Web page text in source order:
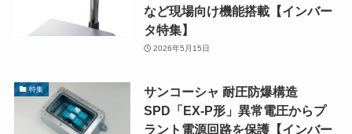
など現場向け機能搭載【インバー
タ特集】
2026年5月15日
特集
サンコーシャ 耐圧防爆構造
SPD「EX-P形」異常電圧からプ
ラント電源回路を保護【インバー